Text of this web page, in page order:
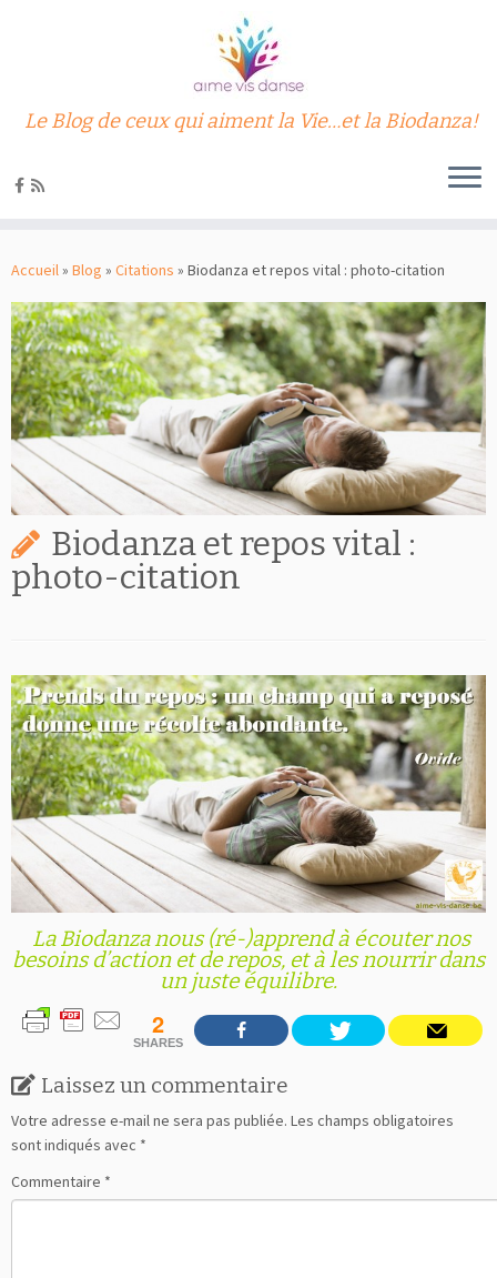
au
Le Blog de ceux qui aiment la Vie…et la Biodanza!
Accueil» Blog » Citations » Biodanza et repos vital : photo-citation
Biodanza et repos vital :
photo-citation
La Biodanza nous (ré-)apprend à écouter nos
besoins d’action et de repos, et à les nourrir dans
un juste équilibre.
2
SHARES
Laissez un commentaire
Votre adresse e-mail ne sera pas publiée. Les champs obligatoires
sont indiqués avec *
Commentaire *